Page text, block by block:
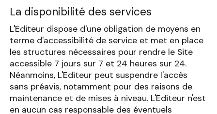
La disponibilité des services
L'Editeur dispose d'une obligation de moyens en
terme d'accessibilité de service et met en place
les structures nécessaires pour rendre le Site
accessible 7 jours sur 7 et 24 heures sur 24.
Néanmoins, L'Editeur peut suspendre l'accès
sans préavis, notamment pour des raisons de
maintenance et de mises à niveau. L'Editeur n'est
en aucun cas responsable des éventuels